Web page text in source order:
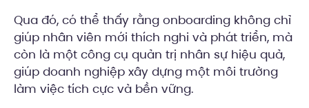
Qua đó, có thể thấy rằng onboarding không chỉ
giúp nhân viên mới thích nghi và phát triển, mà
còn là một công cụ quản trị nhân sự hiệu quả,
giúp doanh nghiệp xây dựng một môi trường
làm việc tích cực và bền vững.